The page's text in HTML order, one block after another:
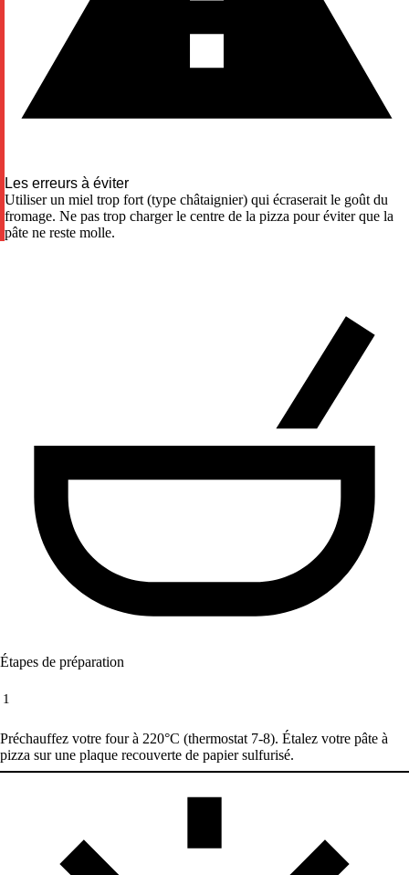
Les erreurs à éviter
Utiliser un miel trop fort (type châtaignier) qui écraserait le goût du
fromage. Ne pas trop charger le centre de la pizza pour éviter que la
pâte ne reste molle.
Étapes de préparation
1
Préchauffez votre four à 220°C (thermostat 7-8). Étalez votre pâte à
pizza sur une plaque recouverte de papier sulfurisé.